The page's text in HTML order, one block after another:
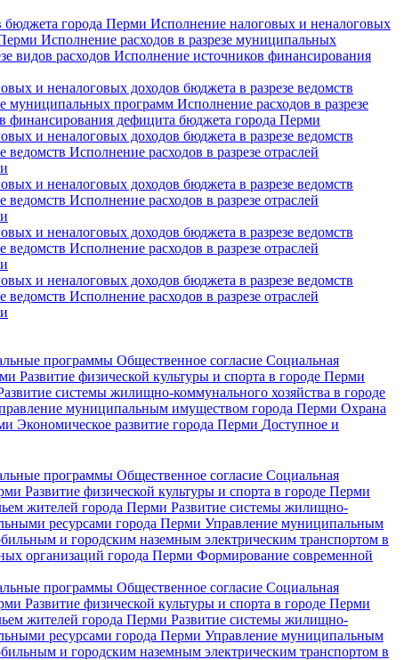
бюджета города Перми Исполнение налоговых и неналоговых
Исполнение расходов в разрезе муниципальных
видов расходов Исполнение источников финансирования
и неналоговых доходов бюджета в разрезе ведомств
муниципальных программ Исполнение расходов в разрезе
финансирования дефицита бюджета города Перми
и неналоговых доходов бюджета в разрезе ведомств
ведомств Исполнение расходов в разрезе отраслей
и неналоговых доходов бюджета в разрезе ведомств
ведомств Исполнение расходов в разрезе отраслей
и неналоговых доходов бюджета в разрезе ведомств
ведомств Исполнение расходов в разрезе отраслей
и неналоговых доходов бюджета в разрезе ведомств
ведомств Исполнение расходов в разрезе отраслей
программы Общественное согласие Социальная
Развитие физической культуры и спорта в городе Перми
системы жилищно-коммунального хозяйства в городе
муниципальным имуществом города Перми Охрана
Экономическое развитие города Перми Доступное и
программы Общественное согласие Социальная
Развитие физической культуры и спорта в городе Перми
жителей города Перми Развитие системы жилищно-
ресурсами города Перми Управление муниципальным
и городским наземным электрическим транспортом в
организаций города Перми Формирование современной
программы Общественное согласие Социальная
Развитие физической культуры и спорта в городе Перми
жителей города Перми Развитие системы жилищно-
ресурсами города Перми Управление муниципальным
и городским наземным электрическим транспортом в